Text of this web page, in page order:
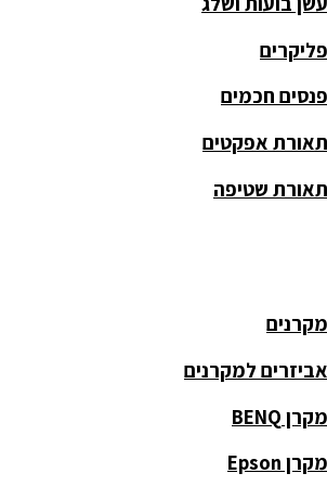
הקרנה
הקרנה
הקרנה
הקרנה
פליקרים
פנסים חכמים
תאורת אפקטים
תאורת שטיפה
מקרנים
אביזרים למקרנים
מקרן BENQ
מקרן Epson